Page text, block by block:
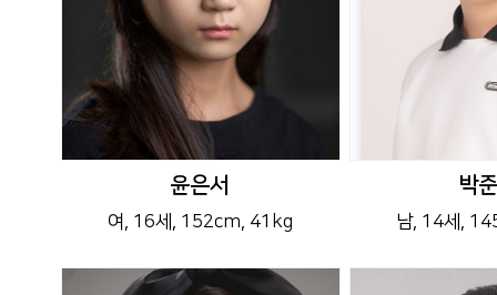
윤은서
여 , 16세 , 152cm, 41kg
박
남, 14세 ,